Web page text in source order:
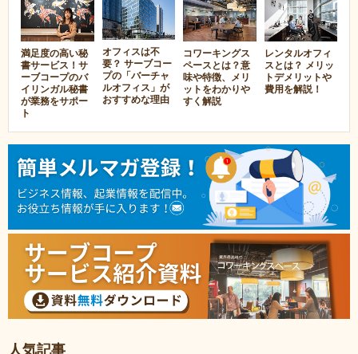
満足度の高い秘
書サービス！サ
ーブコープのバ
イリンガル秘書
が業務をサポー
ト
オフィスは不
要？ サーブコー
プの「バーチャ
ルオフィス」が
おすすめな理由
コワーキングス
ペースとは？意
味や特徴、メリ
ットをわかりや
すく解説
レンタルオフィ
スとは？ メリッ
トデメリットや
費用を解説！
人気記事